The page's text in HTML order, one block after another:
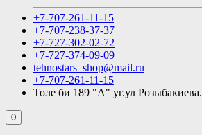
+7-707-261-11-15
+7-707-238-37-37
+7-727-302-02-72
+7-727-374-09-09
tehnostars_shop@mail.ru
+7-707-261-11-15
Толе би 189 "А" уг.ул Розыбакиева.
0